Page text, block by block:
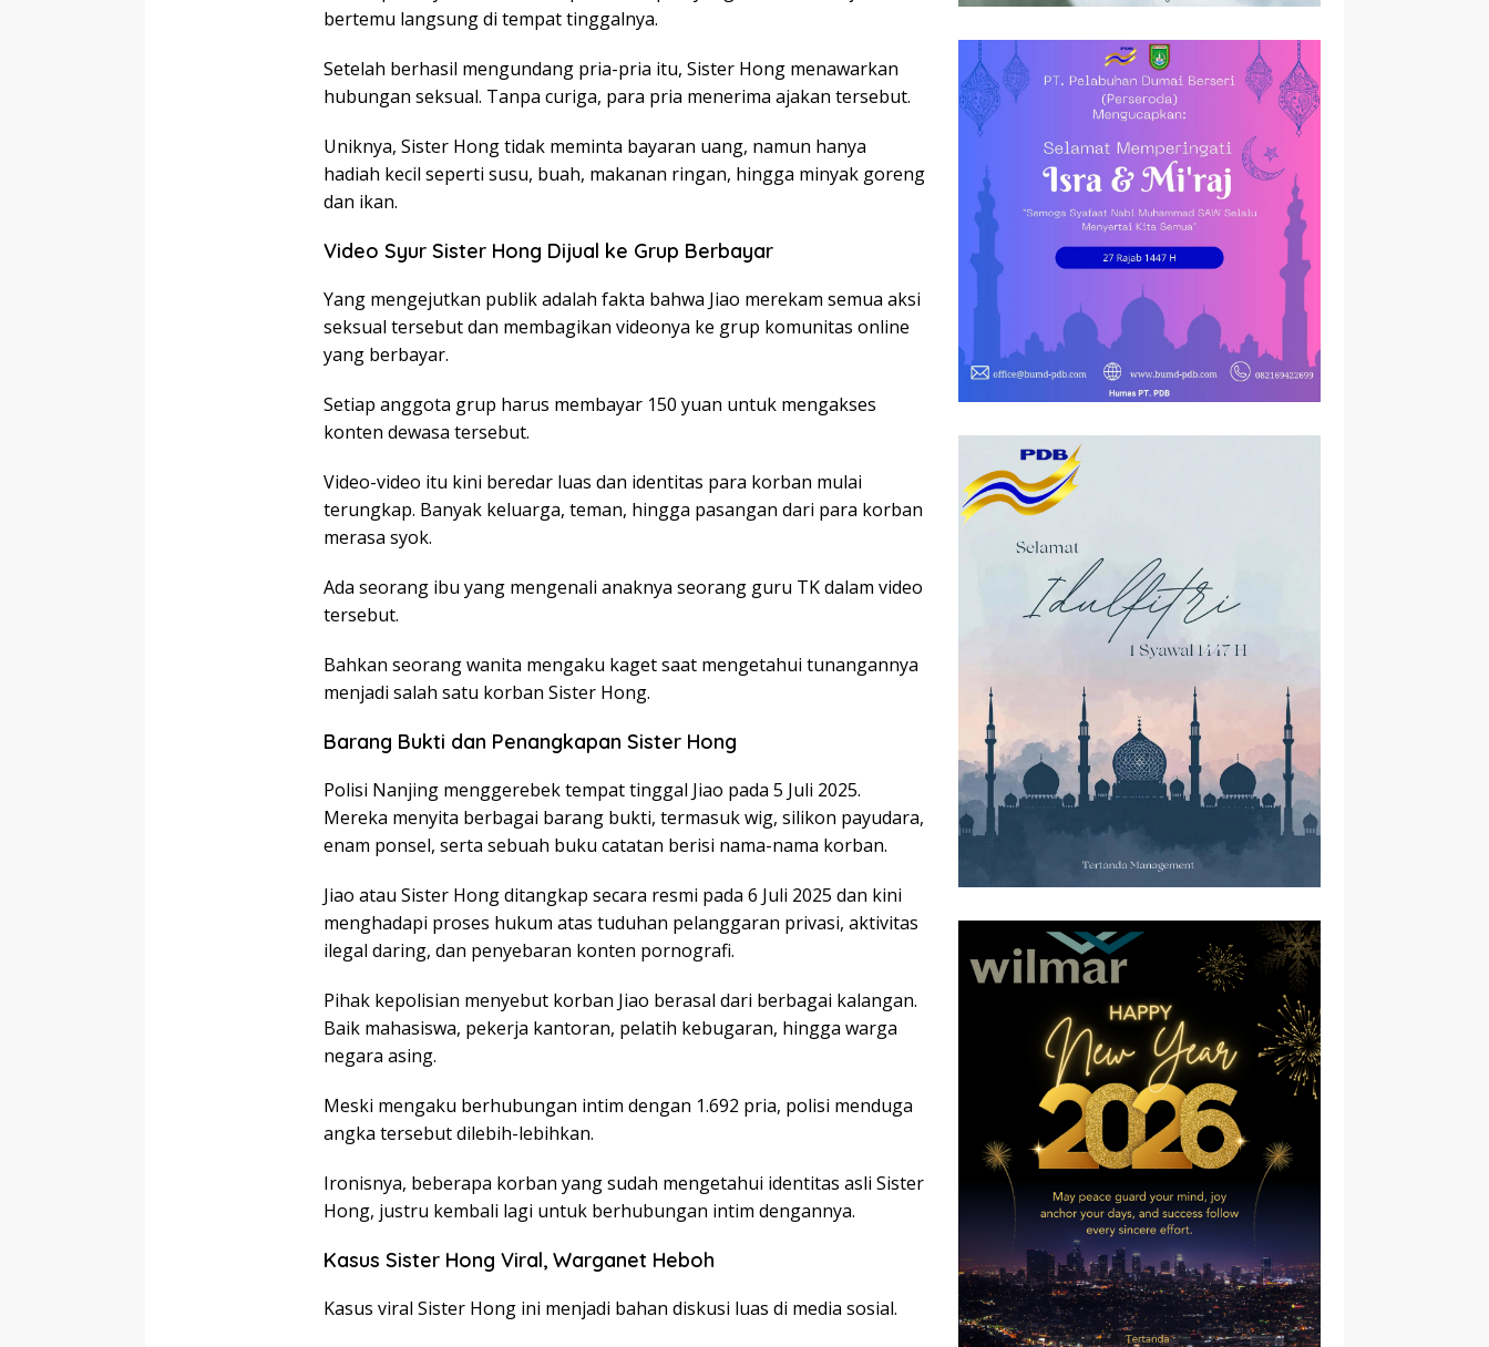
bertemu langsung di tempat tinggalnya.
Setelah berhasil mengundang pria-pria itu, Sister Hong menawarkan
hubungan seksual. Tanpa curiga, para pria menerima ajakan tersebut.
Uniknya, Sister Hong tidak meminta bayaran uang, namun hanya
hadiah kecil seperti susu, buah, makanan ringan, hingga minyak goreng
dan ikan.
Video Syur Sister Hong Dijual ke Grup Berbayar
Yang mengejutkan publik adalah fakta bahwa Jiao merekam semua aksi
seksual tersebut dan membagikan videonya ke grup komunitas online
yang berbayar.
Setiap anggota grup harus membayar 150 yuan untuk mengakses
konten dewasa tersebut.
Video-video itu kini beredar luas dan identitas para korban mulai
terungkap. Banyak keluarga, teman, hingga pasangan dari para korban
merasa syok.
Ada seorang ibu yang mengenali anaknya seorang guru TK dalam video
tersebut.
Bahkan seorang wanita mengaku kaget saat mengetahui tunangannya
menjadi salah satu korban Sister Hong.
Barang Bukti dan Penangkapan Sister Hong
Polisi Nanjing menggerebek tempat tinggal Jiao pada 5 Juli 2025.
Mereka menyita berbagai barang bukti, termasuk wig, silikon payudara,
enam ponsel, serta sebuah buku catatan berisi nama-nama korban.
Jiao atau Sister Hong ditangkap secara resmi pada 6 Juli 2025 dan kini
menghadapi proses hukum atas tuduhan pelanggaran privasi, aktivitas
ilegal daring, dan penyebaran konten pornografi.
Pihak kepolisian menyebut korban Jiao berasal dari berbagai kalangan.
Baik mahasiswa, pekerja kantoran, pelatih kebugaran, hingga warga
negara asing.
Meski mengaku berhubungan intim dengan 1.692 pria, polisi menduga
angka tersebut dilebih-lebihkan.
Ironisnya, beberapa korban yang sudah mengetahui identitas asli Sister
Hong, justru kembali lagi untuk berhubungan intim dengannya.
Kasus Sister Hong Viral, Warganet Heboh
Kasus viral Sister Hong ini menjadi bahan diskusi luas di media sosial.